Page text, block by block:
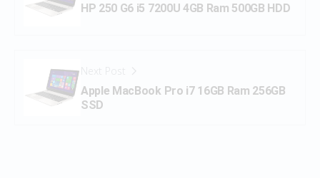
HP 250 G6 i5 7200U 4GB Ram 500GB HDD
Next Post
Apple MacBook Pro i7 16GB Ram 256GB
SSD